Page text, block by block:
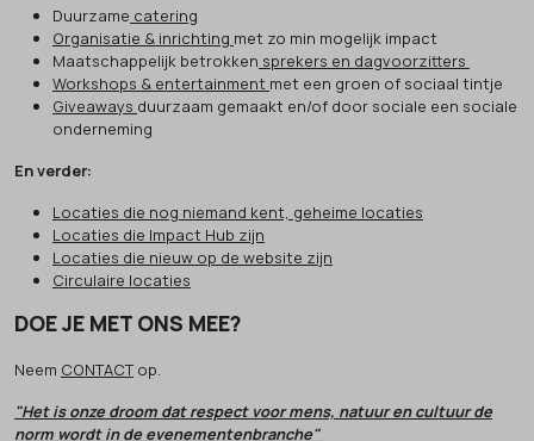
Duurzame catering
Organisatie & inrichting met zo min mogelijk impact
Maatschappelijk betrokken sprekers en dagvoorzitters
Workshops & entertainment met een groen of sociaal tintje
Giveaways duurzaam gemaakt en/of door sociale een sociale
onderneming
En verder:
Locaties die nog niemand kent, geheime locaties
Locaties die Impact Hub zijn
Locaties die nieuw op de website zijn
Circulaire locaties
DOE JE MET ONS MEE?
Neem CONTACTop.
"Het is onze droom dat respect voor mens, natuur en cultuur de
norm wordt in de evenementenbranche"